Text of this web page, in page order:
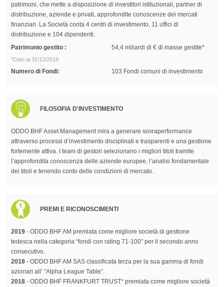
patrimoni, che mette a disposizione di investitori istituzionali, partner di
distribuzione, aziende e privati, approfondite conoscenze dei mercati
finanziari. La Società conta 4 centri di investimento, 11 uffici di
distribuzione e 104 dipendenti.
Patrimonio gestito :
54,4 miliardi di € di masse gestite*
*Dato al 31/12/2018
Numero di Fondi: 103 Fondi comuni di investimento
FILOSOFIA D'INVESTIMENTO
ODDO BHF Asset Management mira a generare sovraperformance
attraverso processi d’investimento disciplinati e trasparenti e una gestione
fortemente attiva. I team di gestori selezionano i migliori titoli tramite
l’approfondita conoscenza delle aziende europee, l’analisi fondamentale
dei titoli e tenendo conto delle condizioni di mercato.
PREMI E RICONOSCIMENTI
2019 - ODDO BHF AM premiata come migliore società di gestione
tedesca nella categoria “fondi con rating 71-100” per il secondo anno
consecutivo.
2018 - ODDO BHF AM SAS classificata terza per la sua gamma di fondi
azionari all’ “Alpha League Table”.
2018 - ODDO BHF FRANKFURT TRUST* premiata come migliore società